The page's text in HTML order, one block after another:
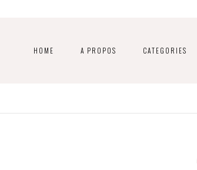
HOME A PROPOS CATEGORIES